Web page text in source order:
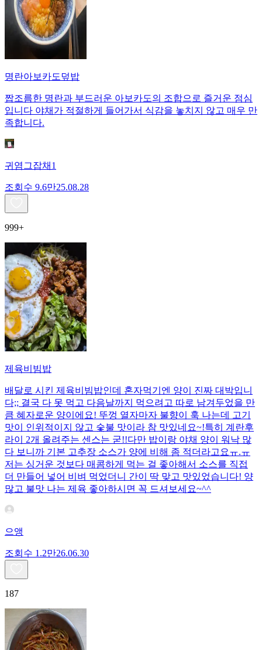
명란아보카도덮밥
짭조름한 명란과 부드러운 아보카도의 조합으로 즐거운 점심
입니다 야채가 적절하게 들어가서 식감을 놓치지 않고 매우 만
족합니다.
귀염그잡채1
조회수 9.6만25.08.28
999+
제육비빔밥
배달로 시킨 제육비빔밥인데 혼자먹기엔 양이 진짜 대박입니
다;; 결국 다 못 먹고 다음날까지 먹으려고 따로 남겨두었을 만
큼 혜자로운 양이에요! 뚜껑 열자마자 불향이 훅 나는데 고기
맛이 인위적이지 않고 숯불 맛이라 참 맛있네요~!특히 계란후
라이 2개 올려주는 센스는 굳!! ​다만 밥이랑 야채 양이 워낙 많
다 보니까 기본 고추장 소스가 양에 비해 좀 적더라고요ㅠ.ㅠ
저는 싱거운 것보다 매콤하게 먹는 걸 좋아해서 소스를 직접
더 만들어 넣어 비벼 먹었더니 간이 딱 맞고 맛있었습니다! 양
많고 불맛 나는 제육 좋아하시면 꼭 드셔보세요~^^
으앵
조회수 1.2만26.06.30
187